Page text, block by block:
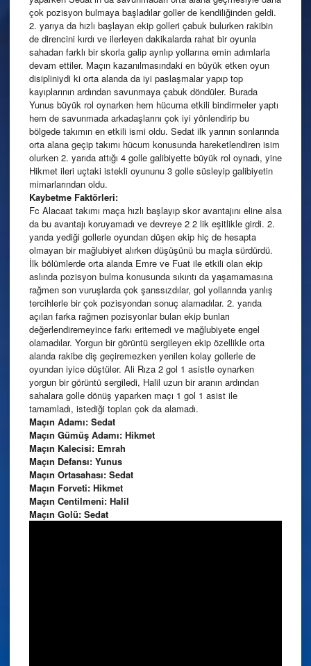
çok pozisyon bulmaya başladılar goller de kendiliğinden geldi.
2. yarıya da hızlı başlayan ekip golleri çabuk bulurken rakibin
de direncini kırdı ve ilerleyen dakikalarda rahat bir oyunla
sahadan farklı bir skorla galip ayrılıp yollarına emin adımlarla
devam ettiler. Maçın kazanılmasındaki en büyük etken oyun
disipliniydi ki orta alanda da iyi paslaşmalar yapıp top
kayıplarının ardından savunmaya çabuk döndüler. Burada
Yunus büyük rol oynarken hem hücuma etkili bindirmeler yaptı
hem de savunmada arkadaşlarını çok iyi yönlendirip bu
bölgede takımın en etkili ismi oldu. Sedat ilk yarının sonlarında
orta alana geçip takımı hücum konusunda hareketlendiren isim
olurken 2. yarıda attığı 4 golle galibiyette büyük rol oynadı, yine
Hikmet ileri uçtaki istekli oyununu 3 golle süsleyip galibiyetin
mimarlarından oldu.
Kaybetme Faktörleri:
Fc Alacaat takımı maça hızlı başlayıp skor avantajını eline alsa
da bu avantajı koruyamadı ve devreye 2 2 lik eşitlikle girdi. 2.
yarıda yediği gollerle oyundan düşen ekip hiç de hesapta
olmayan bir mağlubiyet alırken düşüşünü bu maçla sürdürdü.
İlk bölümlerde orta alanda Emre ve Fuat ile etkili olan ekip
aslında pozisyon bulma konusunda sıkıntı da yaşamamasına
rağmen son vuruşlarda çok şanssızdılar, gol yollarında yanlış
tercihlerle bir çok pozisyondan sonuç alamadılar. 2. yarıda
açılan farka rağmen pozisyonlar bulan ekip bunları
değerlendiremeyince farkı eritemedi ve mağlubiyete engel
olamadılar. Yorgun bir görüntü sergileyen ekip özellikle orta
alanda rakibe diş geçiremezken yenilen kolay gollerle de
oyundan iyice düştüler. Ali Rıza 2 gol 1 asistle oynarken
yorgun bir görüntü sergiledi, Halil uzun bir aranın ardından
sahalara golle dönüş yaparken maçı 1 gol 1 asist ile
tamamladı, istediği topları çok da alamadı.
Maçın Adamı: Sedat
Maçın Gümüş Adamı: Hikmet
Maçın Kalecisi: Emrah
Maçın Defansı: Yunus
Maçın Ortasahası: Sedat
Maçın Forveti: Hikmet
Maçın Centilmeni: Halil
Maçın Golü: Sedat